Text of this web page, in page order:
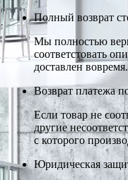
Полный возврат
Мы полностью
соответстовать
доставлен вовремя.
Возврат платежа
Если товар не
другие
с которого
Юридическая